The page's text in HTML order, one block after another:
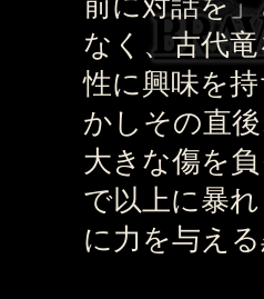
なく、古代
性に興味を
かしその直
大きな傷を
で以上に暴
に力を与え